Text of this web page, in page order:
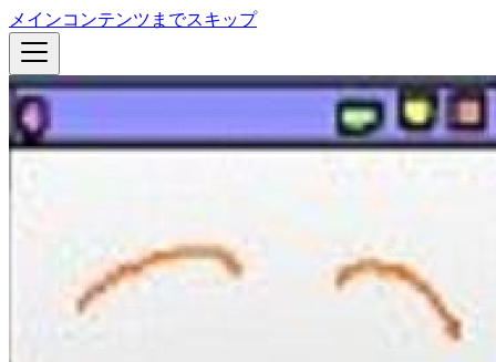
メインコンテンツまでスキップ